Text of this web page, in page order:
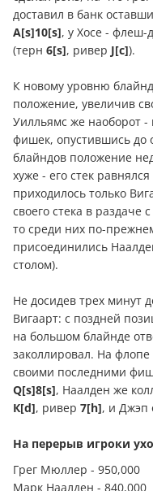
доставил в банк
А[s]10[s], у Хосе - флеш-
(терн 6[s], ривер J[c]).
К новому уровню
положение, увеличив
Уилльямс же наоборот
фишек, опустившись до
блайндов положение
хуже - его стек
приходилось только
своего стека в раздаче
то среди них по-
присоединились
столом).
Не досидев трех минут
Вигаарт: с поздней
на большом блайнде
заколлировал. На флопе
своими последними
Q[s]8[s], Наалден же
К[d], ривер 7[h], и Джэп
На перерыв игроки
Грег Мюллер - 950,000
Марк Наалден - 840,000